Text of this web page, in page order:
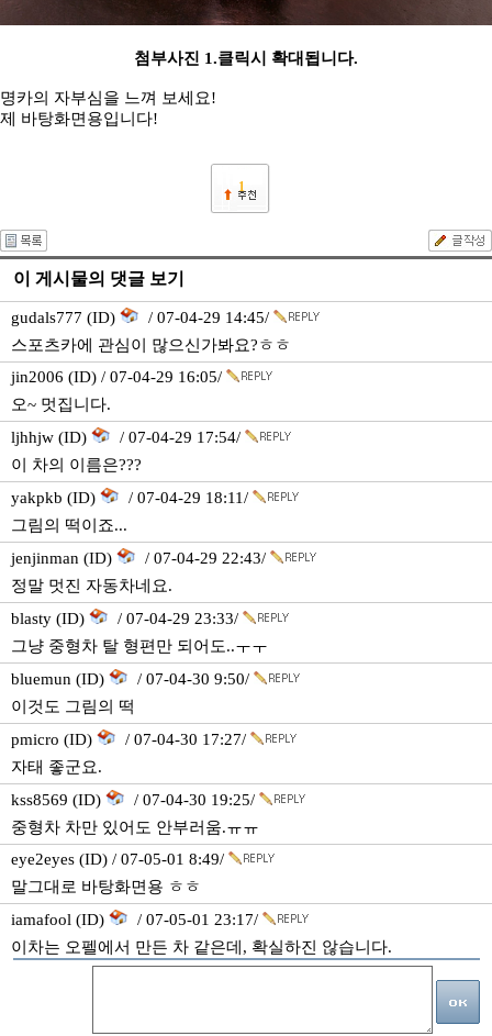
첨부사진 1.클릭시 확대됩니다.
명카의 자부심을 느껴 보세요!
제 바탕화면용입니다!
1
이 게시물의 댓글 보기
gudals777 (ID)
/ 07-04-29 14:45/
스포츠카에 관심이 많으신가봐요?ㅎㅎ
jin2006 (ID) / 07-04-29 16:05/
오~ 멋집니다.
ljhhjw (ID)
/ 07-04-29 17:54/
이 차의 이름은???
yakpkb (ID)
/ 07-04-29 18:11/
그림의 떡이죠...
jenjinman (ID)
/ 07-04-29 22:43/
정말 멋진 자동차네요.
blasty (ID)
/ 07-04-29 23:33/
그냥 중형차 탈 형편만 되어도..ㅜㅜ
bluemun (ID)
/ 07-04-30 9:50/
이것도 그림의 떡
pmicro (ID)
/ 07-04-30 17:27/
자태 좋군요.
kss8569 (ID)
/ 07-04-30 19:25/
중형차 차만 있어도 안부러움.ㅠㅠ
eye2eyes (ID) / 07-05-01 8:49/
말그대로 바탕화면용 ㅎㅎ
iamafool (ID)
/ 07-05-01 23:17/
이차는 오펠에서 만든 차 같은데, 확실하진 않습니다.